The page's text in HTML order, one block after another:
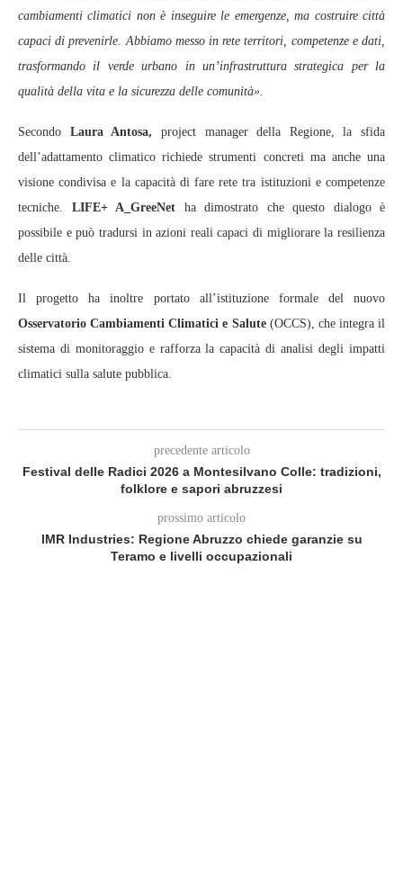
cambiamenti climatici non è inseguire le emergenze, ma costruire città
capaci di prevenirle. Abbiamo messo in rete territori, competenze e dati,
trasformando il verde urbano in un’infrastruttura strategica per la
qualità della vita e la sicurezza delle comunità».
Secondo Laura Antosa, project manager della Regione, la sfida
dell’adattamento climatico richiede strumenti concreti ma anche una
visione condivisa e la capacità di fare rete tra istituzioni e competenze
tecniche. LIFE+ A_GreeNet ha dimostrato che questo dialogo è
possibile e può tradursi in azioni reali capaci di migliorare la resilienza
delle città.
Il progetto ha inoltre portato all’istituzione formale del nuovo
Osservatorio Cambiamenti Climatici e Salute(OCCS), che integra il
sistema di monitoraggio e rafforza la capacità di analisi degli impatti
climatici sulla salute pubblica.
precedente articolo
Festival delle Radici 2026 a Montesilvano Colle: tradizioni,
folklore e sapori abruzzesi
prossimo articolo
IMR Industries: Regione Abruzzo chiede garanzie su
Teramo e livelli occupazionali